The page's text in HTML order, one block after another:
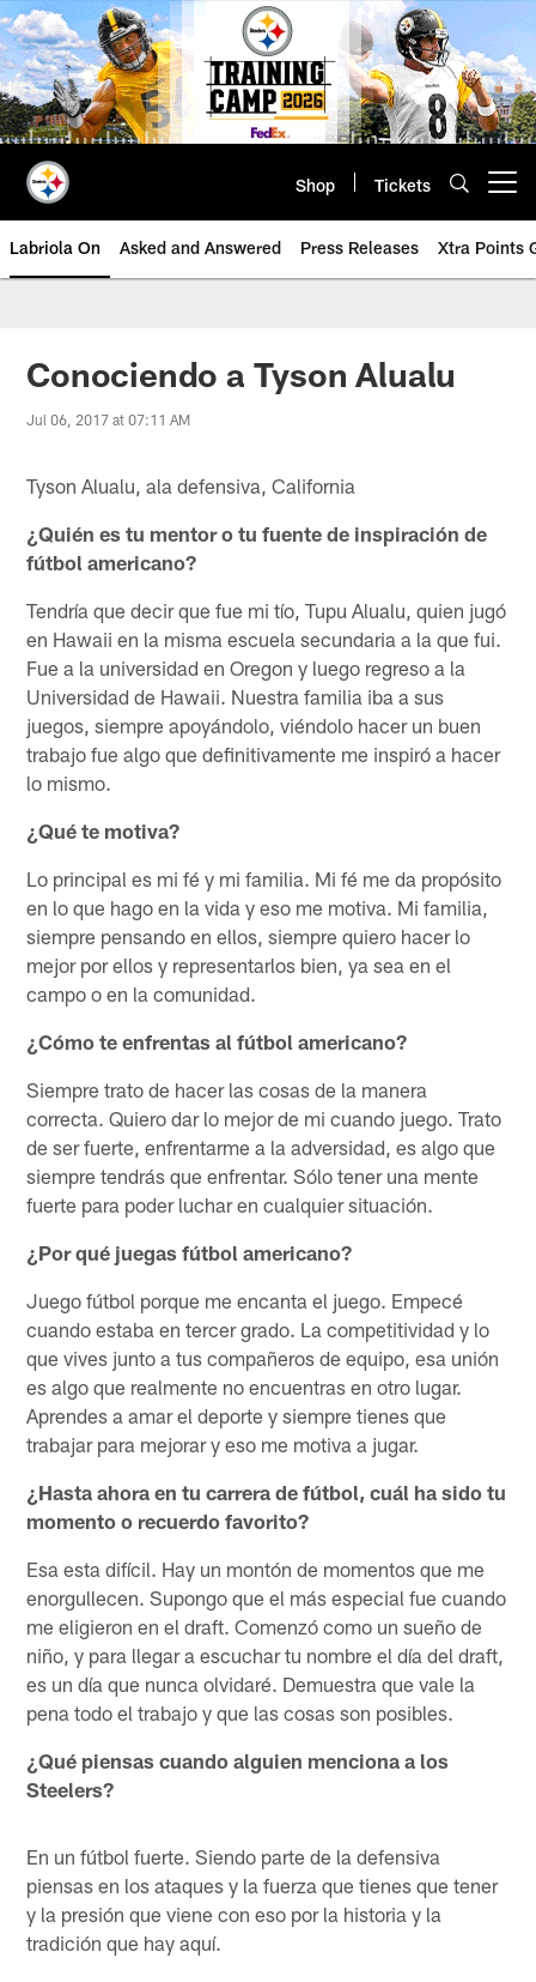
Skip
to
main
content
Shop Tickets
Labriola On Asked and Answered Press Releases Xtra Points
Conociendo a Tyson Alualu
Jul 06, 2017 at 07:11 AM
Tyson Alualu, ala defensiva, California
¿Quién es tu mentor o tu fuente de inspiración de
fútbol americano?
Tendría que decir que fue mi tío, Tupu Alualu, quien jugó
en Hawaii en la misma escuela secundaria a la que fui.
Fue a la universidad en Oregon y luego regreso a la
Universidad de Hawaii. Nuestra familia iba a sus
juegos, siempre apoyándolo, viéndolo hacer un buen
trabajo fue algo que definitivamente me inspiró a hacer
lo mismo.
¿Qué te motiva?
Lo principal es mi fé y mi familia. Mi fé me da propósito
en lo que hago en la vida y eso me motiva. Mi familia,
siempre pensando en ellos, siempre quiero hacer lo
mejor por ellos y representarlos bien, ya sea en el
campo o en la comunidad.
¿Cómo te enfrentas al fútbol americano?
Siempre trato de hacer las cosas de la manera
correcta. Quiero dar lo mejor de mi cuando juego. Trato
de ser fuerte, enfrentarme a la adversidad, es algo que
siempre tendrás que enfrentar. Sólo tener una mente
fuerte para poder luchar en cualquier situación.
¿Por qué juegas fútbol americano?
Juego fútbol porque me encanta el juego. Empecé
cuando estaba en tercer grado. La competitividad y lo
que vives junto a tus compañeros de equipo, esa unión
es algo que realmente no encuentras en otro lugar.
Aprendes a amar el deporte y siempre tienes que
trabajar para mejorar y eso me motiva a jugar.
¿Hasta ahora en tu carrera de fútbol, cuál ha sido tu
momento o recuerdo favorito?
Esa esta difícil. Hay un montón de momentos que me
enorgullecen. Supongo que el más especial fue cuando
me eligieron en el draft. Comenzó como un sueño de
niño, y para llegar a escuchar tu nombre el día del draft,
es un día que nunca olvidaré. Demuestra que vale la
pena todo el trabajo y que las cosas son posibles.
¿Qué piensas cuando alguien menciona a los
Steelers?
En un fútbol fuerte. Siendo parte de la defensiva
piensas en los ataques y la fuerza que tienes que tener
y la presión que viene con eso por la historia y la
tradición que hay aquí.